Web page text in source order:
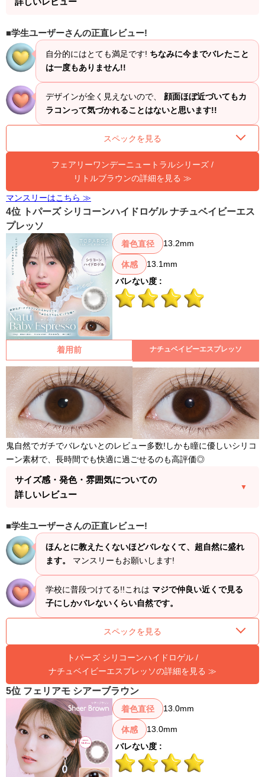
学生ユーザーさんの正直レビュー!
自分的にはとても満足です! ちなみに今までバレたこと
は一度もありません!!
デザインが全く見えないので、 顔面ほぼ近づいてもカ
ラコンって気づかれることはないと思います!!
スペックを見る
フェアリーワンデーニュートラルシリーズ /
リトルブラウンの詳細を見る ≫
マンスリーはこちら ≫
4位 トパーズ シリコーンハイドロゲル ナチュベイビーエス
プレッソ
着色直径 13.2mm
体感
13.1mm
バレない度 :
着用前 ナチュベイビーエスプレッソ
鬼自然でガチでバレないとのレビュー多数!しかも瞳に優しいシリコ
ーン素材で、長時間でも快適に過ごせるのも高評価◎
サイズ感・発色・雰囲気についての
詳しいレビュー
学生ユーザーさんの正直レビュー!
ほんとに教えたくないほどバレなくて、超自然に盛れ
ます。
マンスリーもお願いします!
学校に普段つけてる!!これは マジで仲良い近くで見る
子にしかバレないくらい自然です。
スペックを見る
トパーズ シリコーンハイドロゲル /
ナチュベイビーエスプレッソの詳細を見る ≫
5位 フェリアモ シアーブラウン
着色直径 13.0mm
体感
13.0mm
バレない度 :